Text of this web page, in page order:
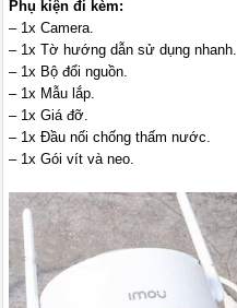
Phụ kiện đi kèm:
– 1x Camera.
– 1x Tờ hướng dẫn sử dụng nhanh.
– 1x Bộ đổi nguồn.
– 1x Mẫu lắp.
– 1x Giá đỡ.
– 1x Đầu nối chống thấm nước.
– 1x Gói vít và neo.